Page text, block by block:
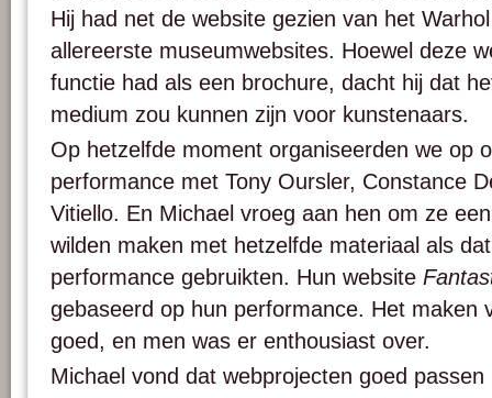
Hij had net de website gezien van het
allereerste museumwebsites. Hoewel deze
functie had als een brochure, dacht hij dat
medium zou kunnen zijn voor kunstenaars.
Op hetzelfde moment organiseerden we op
performance met Tony Oursler, Constance
Vitiello. En Michael vroeg aan hen om ze
wilden maken met hetzelfde materiaal als
performance gebruikten. Hun website
gebaseerd op hun performance. Het maken
goed, en men was er enthousiast over.
Michael vond dat webprojecten goed